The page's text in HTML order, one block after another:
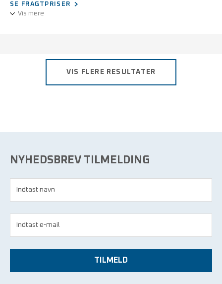
SE FRAGTPRISER
Vis mere
VIS FLERE RESULTATER
NYHEDSBREV TILMELDING
TILMELD